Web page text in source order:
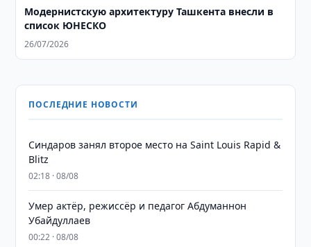
Модернистскую архитектуру Ташкента внесли в
список ЮНЕСКО
26/07/2026
ПОСЛЕДНИЕ НОВОСТИ
Синдаров занял второе место на Saint Louis Rapid &
Blitz
02:18 · 08/08
Умер актёр, режиссёр и педагог Абдуманнон
Убайдуллаев
00:22 · 08/08